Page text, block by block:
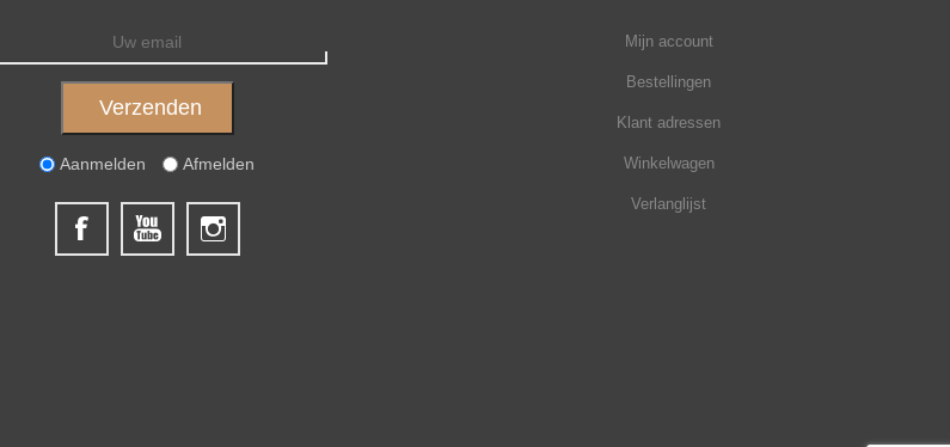
Aanmelden Afmelden
Mijn account
Bestellingen
Klant adressen
Winkelwagen
Verlanglijst